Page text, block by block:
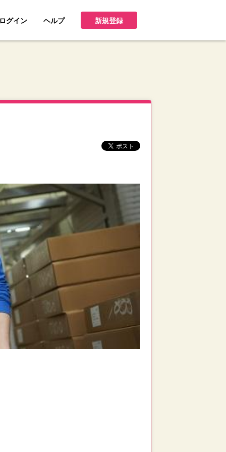
ログイン ヘルプ 新規登録